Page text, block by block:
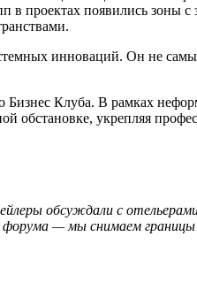
в проектах появились
инноваций. Он не
Клуба. В рамках
укрепляя
обсуждали с
— мы снимаем